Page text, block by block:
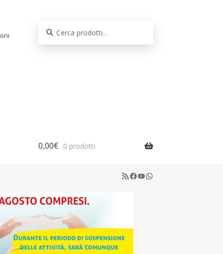
0,00€ 0 prodotti
RSS Feed
Facebook
YouTube
WhatsApp